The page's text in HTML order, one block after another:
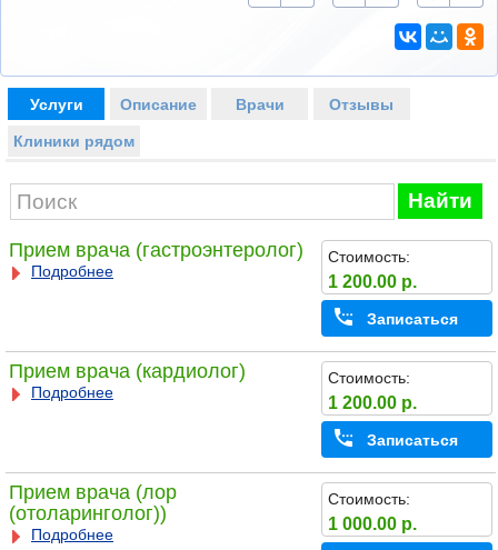
Услуги Описание Врачи Отзывы
Клиники рядом
Найти
Прием врача (гастроэнтеролог)
Подробнее
Стоимость:
1 200.00 р.
Записаться
Прием врача (кардиолог)
Подробнее
Стоимость:
1 200.00 р.
Записаться
Прием врача (лор
(отоларинголог))
Подробнее
Стоимость:
1 000.00 р.